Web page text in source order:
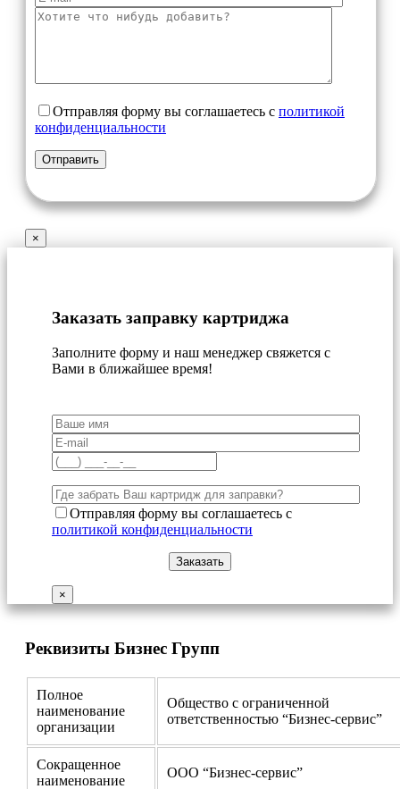
Отправляя форму вы соглашаетесь с политикой
конфиденциальности
×
Заказать заправку картриджа
Заполните форму и наш менеджер свяжется с
Вами в ближайшее время!
Отправляя форму вы соглашаетесь с
политикой конфиденциальности
×
Реквизиты Бизнес Групп
Полное
наименование
организации
Общество с ограниченной
ответственностью “Бизнес-сервис”
Сокращенное
наименование
ООО “Бизнес-сервис”